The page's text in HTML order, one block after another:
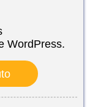
WordPress.